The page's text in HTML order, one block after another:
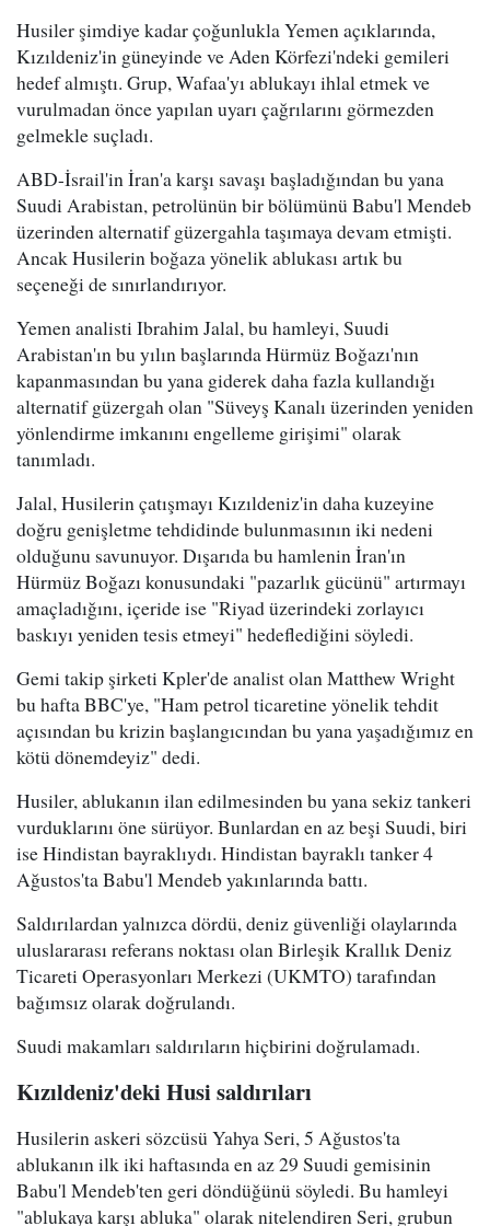
Husiler şimdiye kadar çoğunlukla Yemen açıklarında,
Kızıldeniz'in güneyinde ve Aden Körfezi'ndeki gemileri
hedef almıştı. Grup, Wafaa'yı ablukayı ihlal etmek ve
vurulmadan önce yapılan uyarı çağrılarını görmezden
gelmekle suçladı.
ABD-İsrail'in İran'a karşı savaşı başladığından bu yana
Suudi Arabistan, petrolünün bir bölümünü Babu'l Mendeb
üzerinden alternatif güzergahla taşımaya devam etmişti.
Ancak Husilerin boğaza yönelik ablukası artık bu
seçeneği de sınırlandırıyor.
Yemen analisti Ibrahim Jalal, bu hamleyi, Suudi
Arabistan'ın bu yılın başlarında Hürmüz Boğazı'nın
kapanmasından bu yana giderek daha fazla kullandığı
alternatif güzergah olan "Süveyş Kanalı üzerinden yeniden
yönlendirme imkanını engelleme girişimi" olarak
tanımladı.
Jalal, Husilerin çatışmayı Kızıldeniz'in daha kuzeyine
doğru genişletme tehdidinde bulunmasının iki nedeni
olduğunu savunuyor. Dışarıda bu hamlenin İran'ın
Hürmüz Boğazı konusundaki "pazarlık gücünü" artırmayı
amaçladığını, içeride ise "Riyad üzerindeki zorlayıcı
baskıyı yeniden tesis etmeyi" hedeflediğini söyledi.
Gemi takip şirketi Kpler'de analist olan Matthew Wright
bu hafta BBC'ye, "Ham petrol ticaretine yönelik tehdit
açısından bu krizin başlangıcından bu yana yaşadığımız en
kötü dönemdeyiz" dedi.
Husiler, ablukanın ilan edilmesinden bu yana sekiz tankeri
vurduklarını öne sürüyor. Bunlardan en az beşi Suudi, biri
ise Hindistan bayraklıydı. Hindistan bayraklı tanker 4
Ağustos'ta Babu'l Mendeb yakınlarında battı.
Saldırılardan yalnızca dördü, deniz güvenliği olaylarında
uluslararası referans noktası olan Birleşik Krallık Deniz
Ticareti Operasyonları Merkezi (UKMTO) tarafından
bağımsız olarak doğrulandı.
Suudi makamları saldırıların hiçbirini doğrulamadı.
Kızıldeniz'deki Husi saldırıları
Husilerin askeri sözcüsü Yahya Seri, 5 Ağustos'ta
ablukanın ilk iki haftasında en az 29 Suudi gemisinin
Babu'l Mendeb'ten geri döndüğünü söyledi. Bu hamleyi
"ablukaya karşı abluka" olarak nitelendiren Seri, grubun